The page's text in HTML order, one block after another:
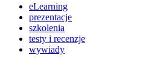
eLearning
prezentacje
szkolenia
testy i recenzje
wywiady